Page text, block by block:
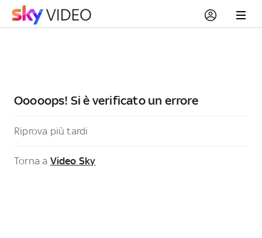
Ooooops! Si è verificato un errore
Riprova più tardi
Torna a Video Sky